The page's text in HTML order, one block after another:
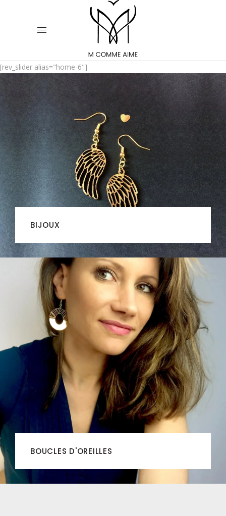
[rev_slider alias="home-6"]
BIJOUX
BOUCLES D'OREILLES